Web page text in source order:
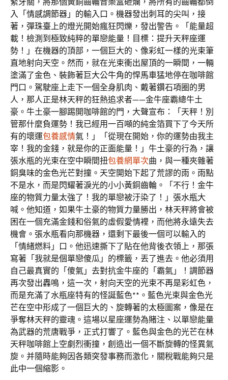
入「情感調節器」的輸入口。機器發出刺耳的尖叫，接
著，彈珠臺上的燈光開始瘋狂閃爍，發出警告。「能量超
載！檢測到極致純粹的單戀能量！目標：提升天秤座運
勢！」在機器的頂部，一個巨大的、像彩虹一樣的光束筆
直地射向天空。然而，就在光束衝出屋頂的一瞬間，一輛
塗滿了金色、裝飾著巨大公牛角的悍馬車猛地停在咖啡館
門口。駕駛座上走下一個全身肌肉、戴著鑽石項圈的男
人，那人正是林天秤的狂熱追求者——金牛座霸總牛土
豪。牛土豪一腳踢開咖啡館的門，大聲宣布：「天秤！別
管那什麼負運勢！我已經用一百噸的純金箔買下了今天所
有的壞運包養感情氣！」「從現在開始，你的運勢由我主
宰！我的金錢，就是你的正面能量！」牛土豪的行為，讓
張水瓶的光束在空中瞬間扭包養網單次曲，與一種夾雜著
銅臭味的金色光芒對撞。天空開始下起了荒謬的雨。雨點
不是水，而是閃耀著淚光的小小黃銅齒輪。「不行！金牛
座的物質力量太強了！我的單戀被汙染了！」張水瓶大
喊。他知道，如果牛土豪的物質力量勝出，林天秤將會被
困在一個充滿金錢和俗氣的虛假愛情裡，而他將永遠失去
機會。張水瓶看向那機器，還剩下最後一個可以輸入的
「情緒燃料」口。他迅速撕下了貼在他背後衣領上，那張
寫著「我就是個單戀傻瓜」的標籤，丟了進去。他必須用
自己最真實的「傻氣」去對抗金牛座的「霸氣」！調節器
再次發出轟鳴，這一次，射向天空的光束不再是彩虹色，
而是充滿了水瓶座特有的怪誕藍色**。藍色光束與金色光
芒在空中形成了一個巨大的、旋轉著的太極圖案，像是在
爭奪林天秤的靈魂。這場以星座運勢為賭注、以單戀能量
為武器的荒唐戰爭，正式打響了。藍色與金色的光芒在林
天秤咖啡館上空劇烈衝撞，創造出一個不斷旋轉的怪異氣
旋。并隨時能夠因各類突發事務而激化，關稅戰能夠只是
此中一個縮影。